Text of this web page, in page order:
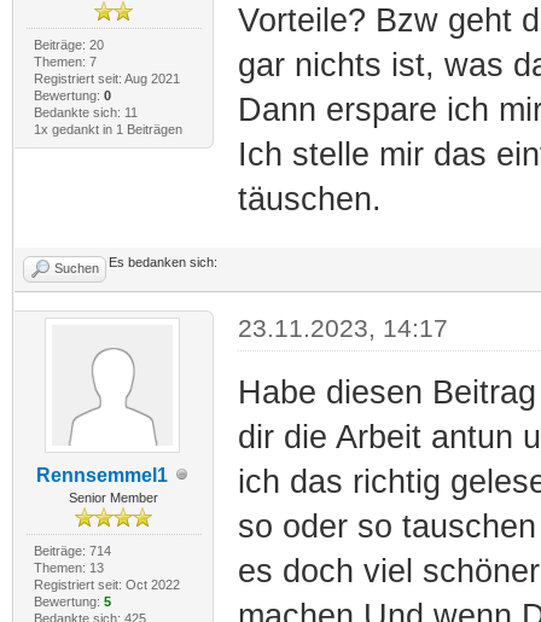
Beiträge: 20
Themen: 7
Registriert seit: Aug 2021
Bewertung: 0
Bedankte sich: 11
1x gedankt in 1 Beiträgen
Vorteile? Bzw geht
gar nichts ist, was
Dann erspare ich
Ich stelle mir das
täuschen.
Suchen Es bedanken sich:
Rennsemmel1
Senior Member
Beiträge: 714
Themen: 13
Registriert seit: Oct 2022
Bewertung: 5
Bedankte sich: 425
23.11.2023, 14:17
Habe diesen
dir die Arbeit antun
ich das richtig
so oder so
es doch viel